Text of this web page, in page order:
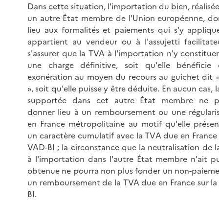
Dans cette situation, l'importation du bien,
un autre État membre de l'Union européenne,
lieu aux formalités et paiements qui s'y
appartient au vendeur ou à l'assujetti
s'assurer que la TVA à l'importation n'y
une charge définitive, soit qu'elle bénéficie
exonération au moyen du recours au guichet dit «
», soit qu'elle puisse y être déduite. En aucun cas,
supportée dans cet autre État membre ne
donner lieu à un remboursement ou une
en France métropolitaine au motif qu'elle
un caractère cumulatif avec la TVA due en France
VAD-BI ; la circonstance que la neutralisation de
à l'importation dans l'autre État membre n'ait
obtenue ne pourra non plus fonder un non-
un remboursement de la TVA due en France sur
BI.